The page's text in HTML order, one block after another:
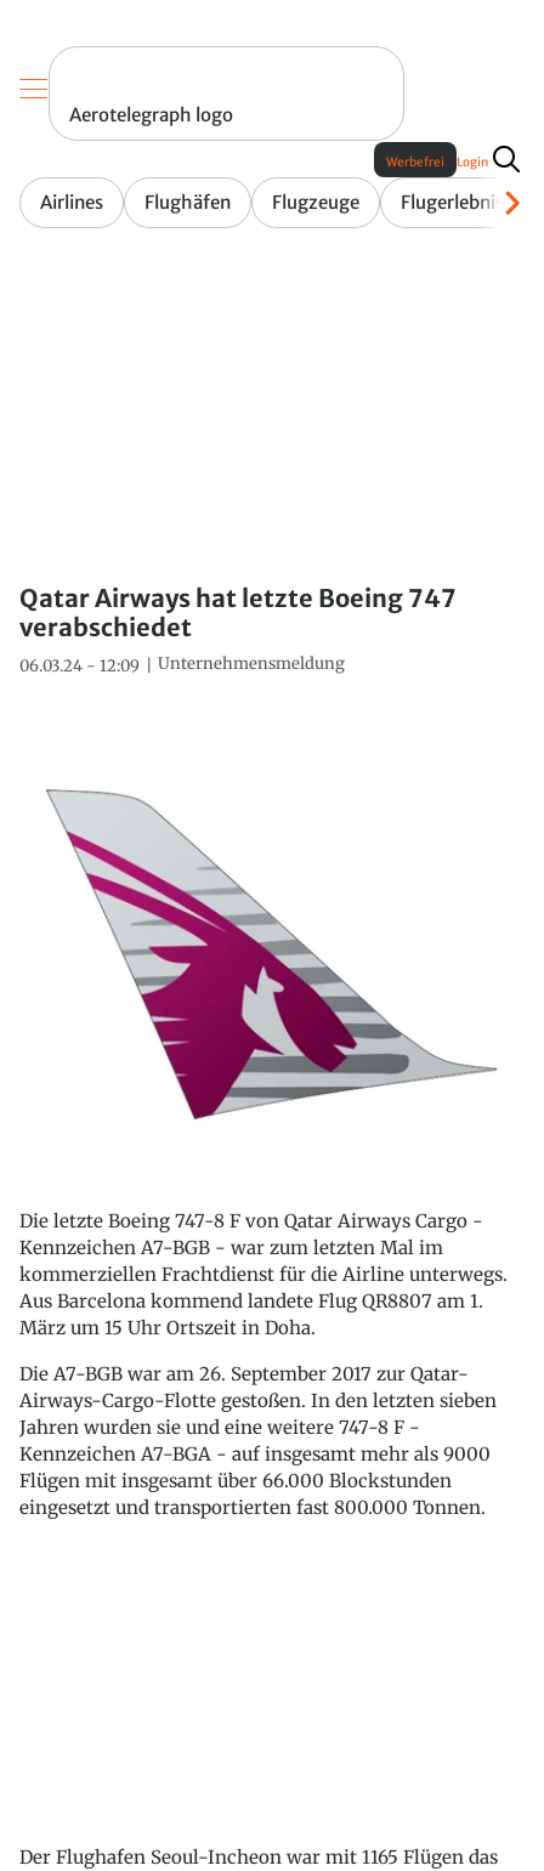
Aerotelegraph logo
Airlines Flughäfen Flugzeuge Flugerlebnis
Werbefrei Login
Qatar Airways hat letzte Boeing 747
verabschiedet
06.03.24 - 12:09 Unternehmensmeldung
Die letzte Boeing 747-8 F von Qatar Airways Cargo -
Kennzeichen A7-BGB - war zum letzten Mal im
kommerziellen Frachtdienst für die Airline unterwegs.
Aus Barcelona kommend landete Flug QR8807 am 1.
März um 15 Uhr Ortszeit in Doha.
Die A7-BGB war am 26. September 2017 zur Qatar-
Airways-Cargo-Flotte gestoßen. In den letzten sieben
Jahren wurden sie und eine weitere 747-8 F -
Kennzeichen A7-BGA - auf insgesamt mehr als 9000
Flügen mit insgesamt über 66.000 Blockstunden
eingesetzt und transportierten fast 800.000 Tonnen.
Der Flughafen Seoul-Incheon war mit 1165 Flügen das